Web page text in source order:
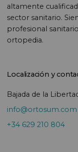
altamente
sector sanitario.
profesional
ortopedia.
Localización y
Bajada de la
info@ortosum.com
+34 629 210 804